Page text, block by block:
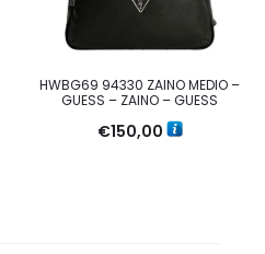
HWBG69 94330 ZAINO MEDIO –
GUESS – ZAINO – GUESS
€150,00